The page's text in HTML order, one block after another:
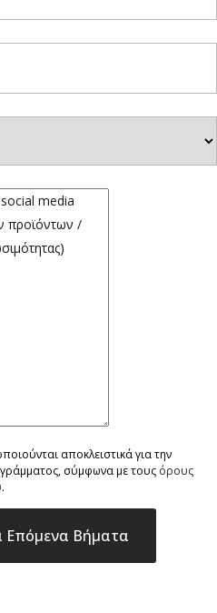
αποκλειστικά για την
σύμφωνα με τους όρους
.